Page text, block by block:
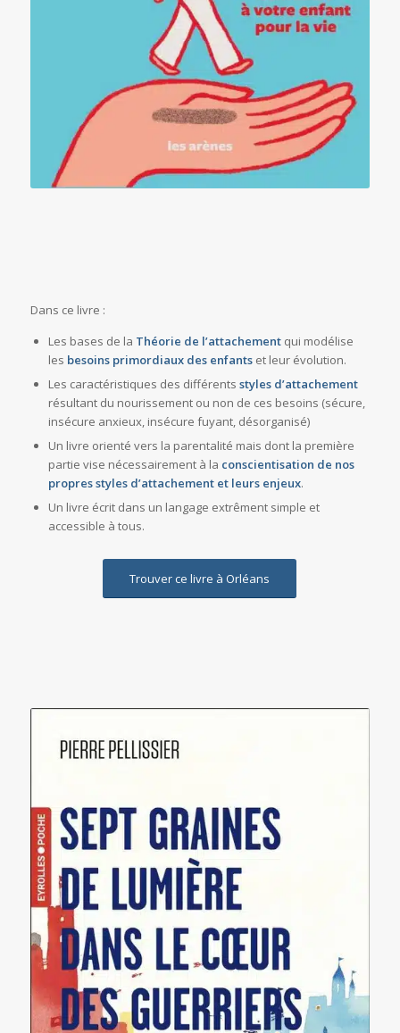
Dans ce livre :
Les bases de la Théorie de l’attachementqui modélise
les besoins primordiaux des enfantset leur évolution.
Les caractéristiques des différents styles d’attachement
résultant du nourissement ou non de ces besoins (sécure,
insécure anxieux, insécure fuyant, désorganisé)
Un livre orienté vers la parentalité mais dont la première
partie vise nécessairement à la conscientisation de nos
propres styles d’attachement et leurs enjeux.
Un livre écrit dans un langage extrêment simple et
accessible à tous.
Trouver ce livre à Orléans